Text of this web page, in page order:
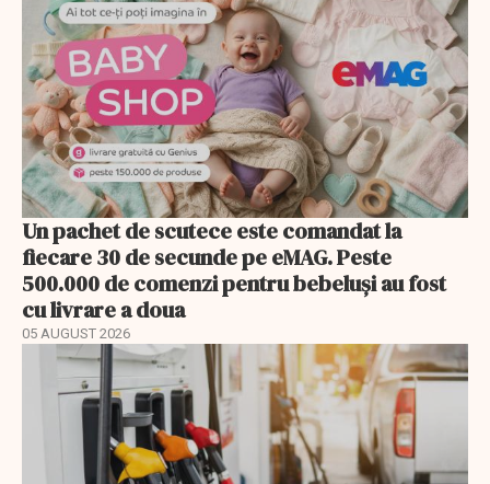
Un pachet de scutece este comandat la
fiecare 30 de secunde pe eMAG. Peste
500.000 de comenzi pentru bebeluși au fost
cu livrare a doua
05 AUGUST 2026